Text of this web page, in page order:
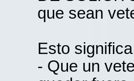
que sean
Esto
- Que un